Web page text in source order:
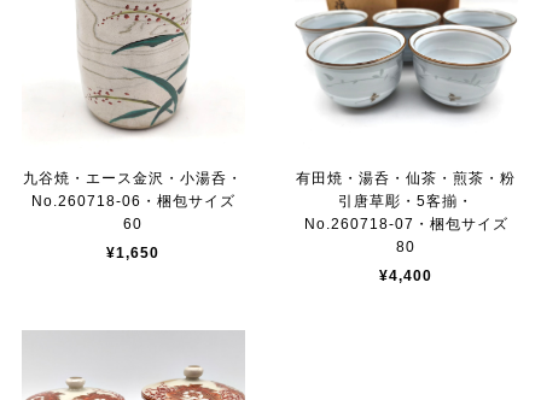
九谷焼・エース金沢・小湯呑・
No.260718-06・梱包サイズ
60
¥1,650
有田焼・湯呑・仙茶・煎茶・粉
引唐草彫・5客揃・
No.260718-07・梱包サイズ
80
¥4,400